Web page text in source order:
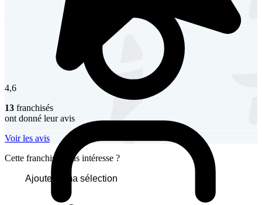
4,6
13 franchisés
ont donné leur avis
Voir les avis
Cette franchise vous intéresse ?
Ajouter à ma sélection